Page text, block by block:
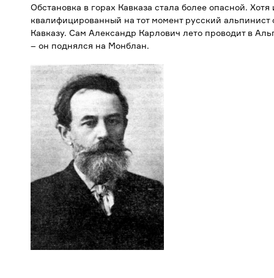
Обстановка в горах Кавказа стала более опасной.
квалифицированный на тот момент русский
Кавказу. Сам Александр Карлович лето проводит в
– он поднялся на Монблан.